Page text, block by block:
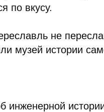
по вкусу.
не
музей истории
инженерной